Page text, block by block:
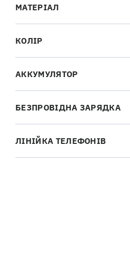
МАТЕРІАЛ
КОЛІР
АККУМУЛЯТОР
БЕЗПРОВІДНА ЗАРЯДКА
ЛІНІЙКА ТЕЛЕФОНІВ